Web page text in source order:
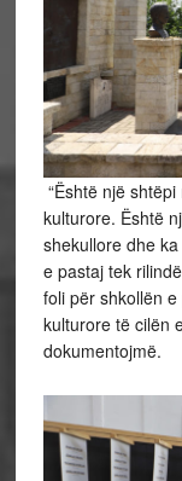
“Është një
kulturore. Është
shekullore dhe
e pastaj tek
foli për shkollën
kulturore të cilën
dokumentojmë.